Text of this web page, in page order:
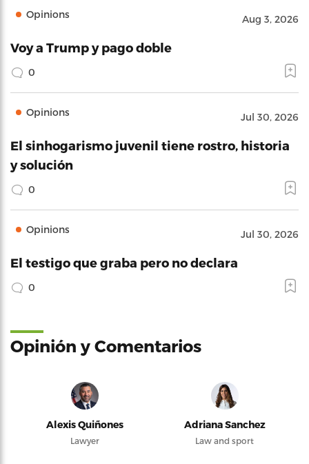
Opinions Aug 3, 2026
Voy a Trump y pago doble
0
Opinions Jul 30, 2026
El sinhogarismo juvenil tiene rostro, historia
y solución
0
Opinions Jul 30, 2026
El testigo que graba pero no declara
0
Opinión y Comentarios
Alexis Quiñones
Lawyer
Adriana Sanchez
Law and sport